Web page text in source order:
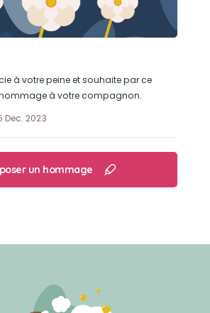
à votre peine et souhaite par ce
à votre compagnon.
Dec. 2023
un hommage